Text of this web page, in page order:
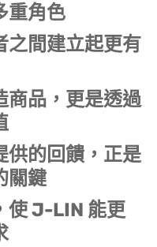
重角色
之間建立起更有
商品，更是透過
供的回饋，正是
關鍵
使 J-LIN 能更